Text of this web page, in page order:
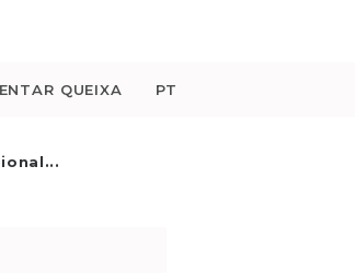
QUEIXA PT